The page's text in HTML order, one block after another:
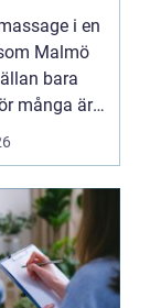
i en
Malmö
bara
många är
att h...